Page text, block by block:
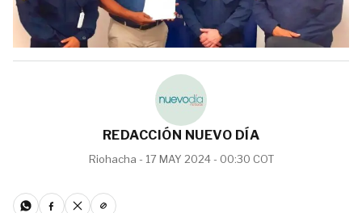
REDACCIÓN NUEVO DÍA
Riohacha - 17 MAY 2024 - 00:30 COT